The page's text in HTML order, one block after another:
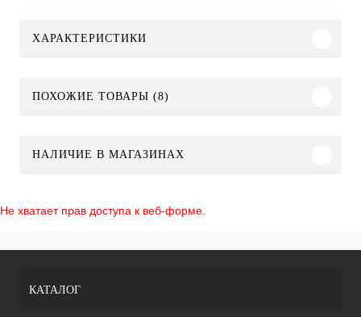
ХАРАКТЕРИСТИКИ
ПОХОЖИЕ ТОВАРЫ (8)
НАЛИЧИЕ В МАГАЗИНАХ
Не хватает прав доступа к веб-форме.
КАТАЛОГ